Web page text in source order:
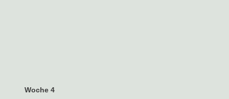
Woche 4